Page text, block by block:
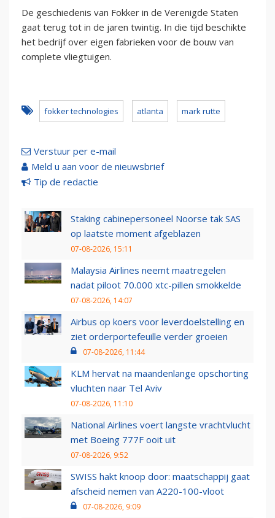
De geschiedenis van Fokker in de Verenigde Staten
gaat terug tot in de jaren twintig. In die tijd beschikte
het bedrijf over eigen fabrieken voor de bouw van
complete vliegtuigen.
fokker technologies atlanta mark rutte
Verstuur per e-mail
Meld u aan voor de nieuwsbrief
Tip de redactie
Staking cabinepersoneel Noorse tak SAS
op laatste moment afgeblazen
07-08-2026, 15:11
Malaysia Airlines neemt maatregelen
nadat piloot 70.000 xtc-pillen smokkelde
07-08-2026, 14:07
Airbus op koers voor leverdoelstelling en
ziet orderportefeuille verder groeien
07-08-2026, 11:44
KLM hervat na maandenlange opschorting
vluchten naar Tel Aviv
07-08-2026, 11:10
National Airlines voert langste vrachtvlucht
met Boeing 777F ooit uit
07-08-2026, 9:52
SWISS hakt knoop door: maatschappij gaat
afscheid nemen van A220-100-vloot
07-08-2026, 9:09